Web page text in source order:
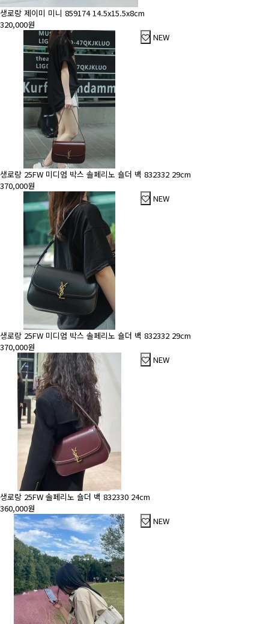
생로랑 제이미 미니 859174 14.5x15.5x8cm
320,000원
NEW
생로랑 25FW 미디엄 박스 솔페리노 숄더 백 832332 29cm
370,000원
NEW
생로랑 25FW 미디엄 박스 솔페리노 숄더 백 832332 29cm
370,000원
NEW
생로랑 25FW 솔페리노 숄더 백 832330 24cm
360,000원
NEW